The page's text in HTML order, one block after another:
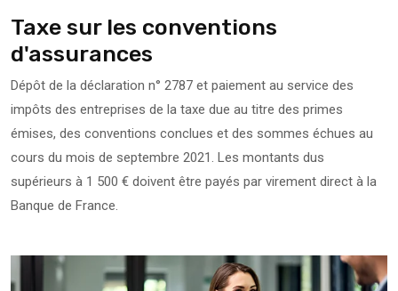
Taxe sur les conventions
d'assurances
Dépôt de la déclaration n° 2787 et paiement au service des
impôts des entreprises de la taxe due au titre des primes
émises, des conventions conclues et des sommes échues au
cours du mois de septembre 2021. Les montants dus
supérieurs à 1 500 € doivent être payés par virement direct à la
Banque de France.